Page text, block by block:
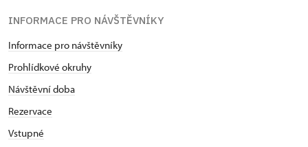
INFORMACE PRO NÁVŠTĚVNÍKY
Informace pro návštěvníky
Prohlídkové okruhy
Návštěvní doba
Rezervace
Vstupné